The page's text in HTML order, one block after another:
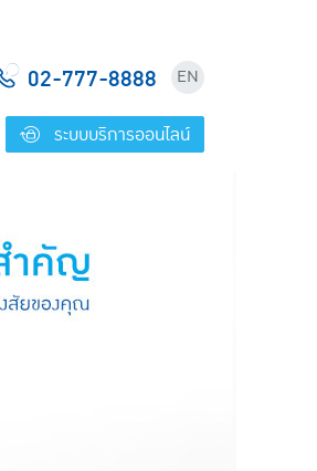
02-777-8888 EN
ระบบบริการออนไลน์